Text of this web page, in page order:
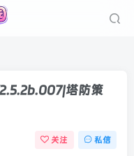
塔防策
关注 私信